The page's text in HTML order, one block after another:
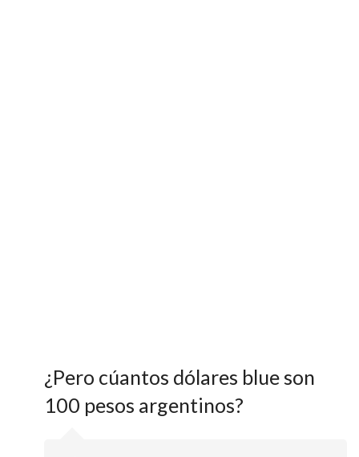
¿Pero cúantos dólares blue son
100 pesos argentinos?